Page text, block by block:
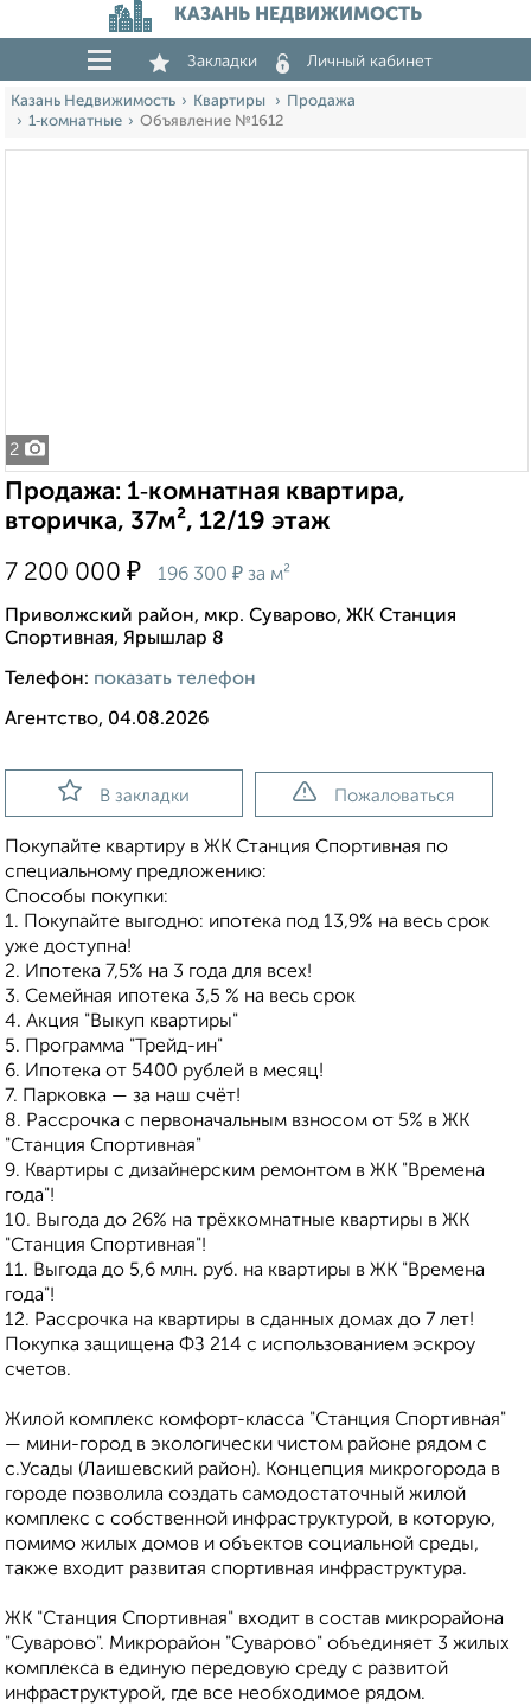
КАЗАНЬ НЕДВИЖИМОСТЬ
Закладки Личный кабинет
Казань Недвижимость Квартиры
Продажа
1‑комнатные
Объявление №1612
2
Продажа: 1‑комнатная квартира,
вторичка, 37м², 12/19 этаж
7 200 000 ₽ 196 300 ₽ за м²
Приволжский район, мкр. Суварово, ЖК Станция
Спортивная, Ярышлар 8
Телефон: показать телефон
Агентство, 04.08.2026
В закладки Пожаловаться
Покупайте квартиру в ЖК Станция Спортивная по
специальному предложению:
Способы покупки:
1. Покупайте выгодно: ипотека под 13,9% на весь срок
уже доступна!
2. Ипотека 7,5% на 3 года для всех!
3. Семейная ипотека 3,5 % на весь срок
4. Акция "Выкуп квартиры"
5. Программа "Трейд-ин"
6. Ипотека от 5400 рублей в месяц!
7. Парковка — за наш счёт!
8. Рассрочка с первоначальным взносом от 5% в ЖК
"Станция Спортивная"
9. Квартиры с дизайнерским ремонтом в ЖК "Времена
года"!
10. Выгода до 26% на трёхкомнатные квартиры в ЖК
"Станция Спортивная"!
11. Выгода до 5,6 млн. руб. на квартиры в ЖК "Времена
года"!
12. Рассрочка на квартиры в сданных домах до 7 лет!
Покупка защищена ФЗ 214 с использованием эскроу
счетов.
Жилой комплекс комфорт-класса "Станция Спортивная"
— мини-город в экологически чистом районе рядом с
с.Усады (Лаишевский район). Концепция микрогорода в
городе позволила создать самодостаточный жилой
комплекс с собственной инфраструктурой, в которую,
помимо жилых домов и объектов социальной среды,
также входит развитая спортивная инфраструктура.
ЖК "Станция Спортивная" входит в состав микрорайона
"Суварово". Микрорайон "Суварово" объединяет 3 жилых
комплекса в единую передовую среду с развитой
инфраструктурой, где все необходимое рядом.